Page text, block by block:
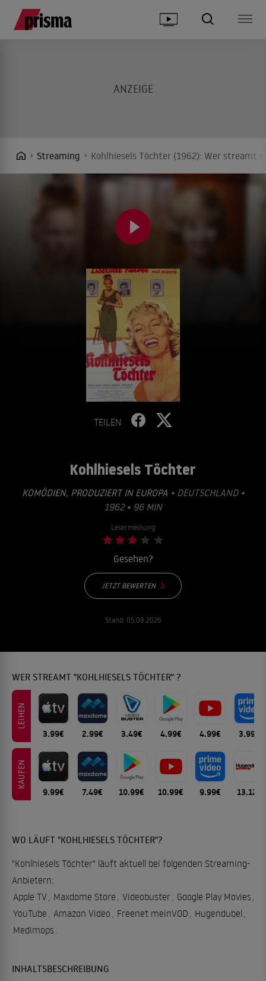
Streaming Kohlhiesels Töchter (1962): Wer streamt
TEILEN
Kohlhiesels Töchter
KOMÖDIEN, PRODUZIERT IN EUROPA • DEUTSCHLAND •
1962 • 96 MIN
Lesermeinung
Gesehen?
JETZT BEWERTEN
Stand: 05.08.2026
WER STREAMT "KOHLHIESELS TÖCHTER" ?
LEIHEN
3.99€ 2.99€ 3.49€ 4.99€ 4.99€ 3.99€
KAUFEN
9.99€ 7.49€ 10.99€ 10.99€ 9.99€ 13.12€
WO LÄUFT "KOHLHIESELS TÖCHTER"?
"Kohlhiesels Töchter" läuft aktuell bei folgenden Streaming-
Anbietern:
Apple TV, Maxdome Store , Videobuster, Google Play Movies,
YouTube , Amazon Video , Freenet meinVOD , Hugendubel ,
Medimops.
INHALTSBESCHREIBUNG